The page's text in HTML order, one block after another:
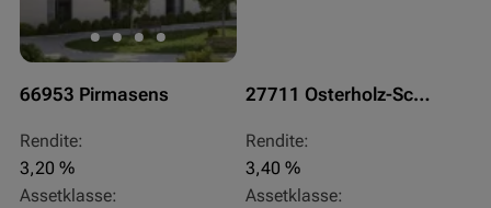
66953 Pirmasens
Rendite:
3,20 %
Assetklasse:
27711 Osterholz-Scharmbeck
Rendite:
3,40 %
Assetklasse: